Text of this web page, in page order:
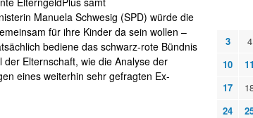
Manuela Schwesig (SPD) würde die
für ihre Kinder da sein wollen –
bediene das schwarz-rote Bündnis
Elternschaft, wie die Analyse der
eines weiterhin sehr gefragten Ex-
3
4
10
11
17
24